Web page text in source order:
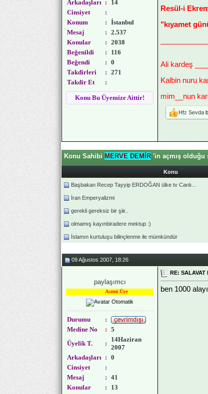
Arkadaşları :
14
Cinsiyet
:
Konum
: İstanbul
Mesaj
: 2.537
Konular
: 2038
Beğenildi
:
116
Beğendi
: 0
Takdirleri
: 271
Takdir Et
:
Konu Bu Üyemize Aittir!
Resül-i
"kıyamet
Ali kardeş
Kalbin nuru
mim__nun
Hfz Sevda
Konu Sahibi MERVE DEMİR 'in açmış olduğu
Konu
Başbakan Recep Tayyip ERDOĞAN ülke tv Canlı...
İran Emperyalizmi
gerekli gereksiz bir şiir..
olmamış kayınbiradere mektup :)
İslamın kurtuluşu bilinçlenme ile mümkündür
09 Ağustos 2007, 18:26
paylaşımcı
Durumu
:
Medine No
: 5
Üyelik T.
:
14Haziran
2007
Arkadaşları : 0
Cinsiyet
:
Mesaj
: 41
Konular
:
13
RE: SALAVAT
ben 1000